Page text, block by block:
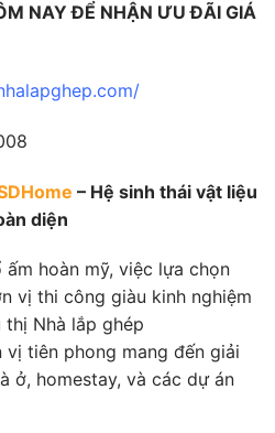
NAY ĐỂ NHẬN ƯU ĐÃI GIÁ
– Hệ sinh thái vật liệu
diện
hoàn mỹ, việc lựa chọn
vị thi công giàu kinh nghiệm
Nhà lắp ghép
vị tiên phong mang đến giải
ở, homestay, và các dự án